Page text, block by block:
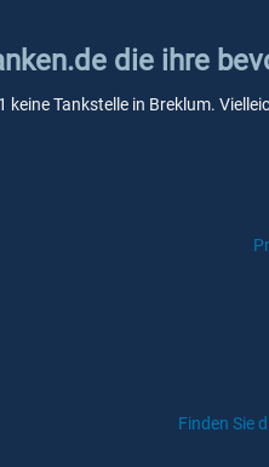
die ihre
Tankstelle in Breklum.
Finden Sie